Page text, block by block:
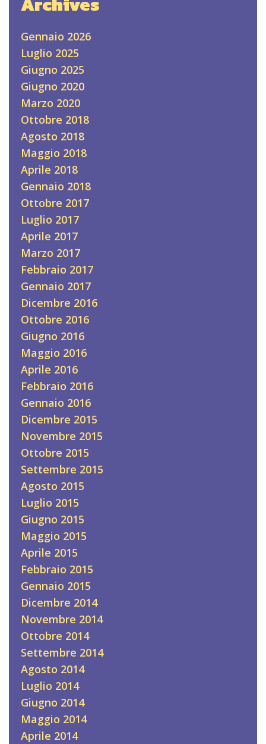
Gennaio 2026
Luglio 2025
Giugno 2025
Giugno 2020
Marzo 2020
Ottobre 2018
Agosto 2018
Maggio 2018
Aprile 2018
Gennaio 2018
Ottobre 2017
Luglio 2017
Aprile 2017
Marzo 2017
Febbraio 2017
Gennaio 2017
Dicembre 2016
Ottobre 2016
Giugno 2016
Maggio 2016
Aprile 2016
Febbraio 2016
Gennaio 2016
Dicembre 2015
Novembre 2015
Ottobre 2015
Settembre 2015
Agosto 2015
Luglio 2015
Giugno 2015
Maggio 2015
Aprile 2015
Febbraio 2015
Gennaio 2015
Dicembre 2014
Novembre 2014
Ottobre 2014
Settembre 2014
Agosto 2014
Luglio 2014
Giugno 2014
Maggio 2014
Aprile 2014